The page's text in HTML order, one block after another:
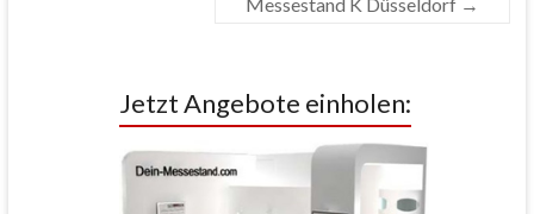
Messestand K Düsseldorf →
Jetzt Angebote einholen: